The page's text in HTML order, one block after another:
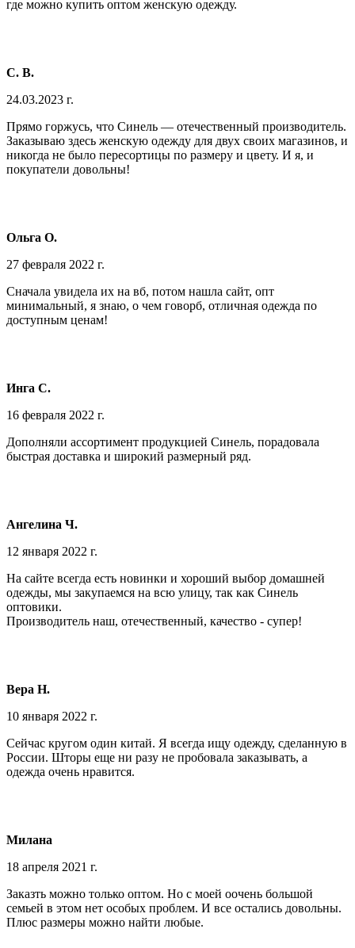
где можно купить оптом женскую одежду.
С. В.
24.03.2023 г.
Прямо горжусь, что Синель — отечественный производитель.
Заказываю здесь женскую одежду для двух своих магазинов, и
никогда не было пересортицы по размеру и цвету. И я, и
покупатели довольны!
Ольга О.
27 февраля 2022 г.
Сначала увидела их на вб, потом нашла сайт, опт
минимальный, я знаю, о чем говорб, отличная одежда по
доступным ценам!
Инга С.
16 февраля 2022 г.
Дополняли ассортимент продукцией Синель, порадовала
быстрая доставка и широкий размерный ряд.
Ангелина Ч.
12 января 2022 г.
На сайте всегда есть новинки и хороший выбор домашней
одежды, мы закупаемся на всю улицу, так как Синель
оптовики.
Производитель наш, отечественный, качество - супер!
Вера Н.
10 января 2022 г.
Сейчас кругом один китай. Я всегда ищу одежду, сделанную в
России. Шторы еще ни разу не пробовала заказывать, а
одежда очень нравится.
Милана
18 апреля 2021 г.
Заказть можно только оптом. Но с моей оочень большой
семьей в этом нет особых проблем. И все остались довольны.
Плюс размеры можно найти любые.